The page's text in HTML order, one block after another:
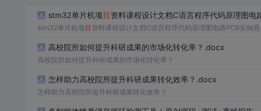
stm32单片机项目 资料课程设计文档C语言程序代码原理图
stm32单片机项目 资料课程设计文档C语言程序代码原理图电路PCB实例
高校院所如何提升科研成果的市场化转化率？.docx
高校院所如何提升科研成果的市场化转化率？
怎样助力高校院所提升科研成果转化效率？.docx
怎样助力高校院所提升科研成果转化效率？